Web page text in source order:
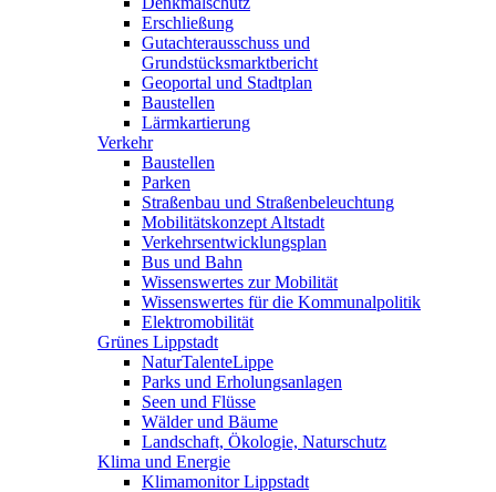
Erschließung
Gutachterausschuss und
Grundstücksmarktbericht
Geoportal und Stadtplan
Baustellen
Lärmkartierung
Verkehr
Baustellen
Parken
Straßenbau und Straßenbeleuchtung
Mobilitätskonzept Altstadt
Verkehrsentwicklungsplan
Bus und Bahn
Wissenswertes zur Mobilität
Wissenswertes für die Kommunalpolitik
Elektromobilität
Grünes Lippstadt
NaturTalenteLippe
Parks und Erholungsanlagen
Seen und Flüsse
Wälder und Bäume
Landschaft, Ökologie, Naturschutz
Klima und Energie
Klimamonitor Lippstadt